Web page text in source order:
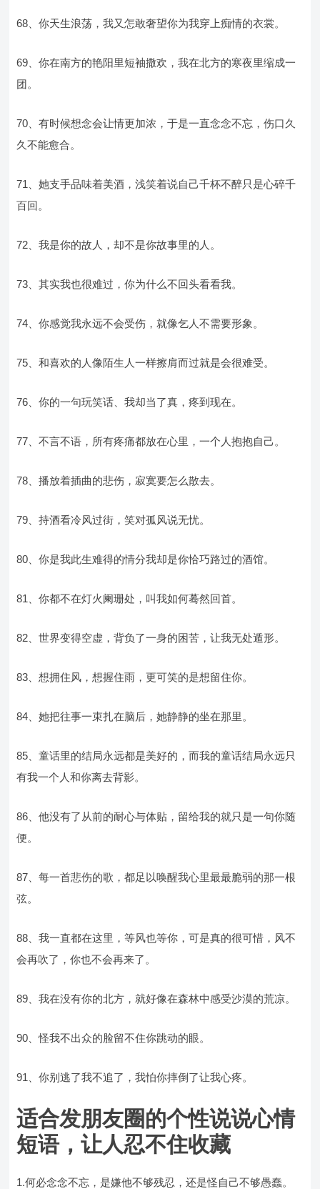
68、你天生浪荡，我又怎敢奢望你为我穿上痴情的衣裳。
69、你在南方的艳阳里短袖撒欢，我在北方的寒夜里缩成一
团。
70、有时候想念会让情更加浓，于是一直念念不忘，伤口久
久不能愈合。
71、她支手品味着美酒，浅笑着说自己千杯不醉只是心碎千
百回。
72、我是你的故人，却不是你故事里的人。
73、其实我也很难过，你为什么不回头看看我。
74、你感觉我永远不会受伤，就像乞人不需要形象。
75、和喜欢的人像陌生人一样擦肩而过就是会很难受。
76、你的一句玩笑话、我却当了真，疼到现在。
77、不言不语，所有疼痛都放在心里，一个人抱抱自己。
78、播放着插曲的悲伤，寂寞要怎么散去。
79、持酒看冷风过街，笑对孤风说无忧。
80、你是我此生难得的情分我却是你恰巧路过的酒馆。
81、你都不在灯火阑珊处，叫我如何蓦然回首。
82、世界变得空虚，背负了一身的困苦，让我无处遁形。
83、想拥住风，想握住雨，更可笑的是想留住你。
84、她把往事一束扎在脑后，她静静的坐在那里。
85、童话里的结局永远都是美好的，而我的童话结局永远只
有我一个人和你离去背影。
86、他没有了从前的耐心与体贴，留给我的就只是一句你随
便。
87、每一首悲伤的歌，都足以唤醒我心里最最脆弱的那一根
弦。
88、我一直都在这里，等风也等你，可是真的很可惜，风不
会再吹了，你也不会再来了。
89、我在没有你的北方，就好像在森林中感受沙漠的荒凉。
90、怪我不出众的脸留不住你跳动的眼。
91、你别逃了我不追了，我怕你摔倒了让我心疼。
适合发朋友圈的个性说说心情
短语，让人忍不住收藏
1.何必念念不忘，是嫌他不够残忍，还是怪自己不够愚蠢。